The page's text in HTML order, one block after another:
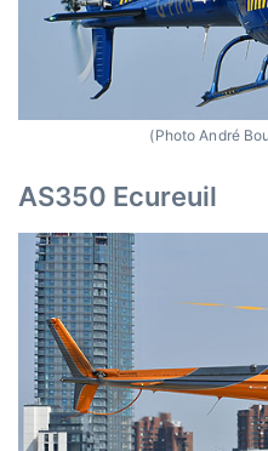
(Photo André
AS350 Ecureuil